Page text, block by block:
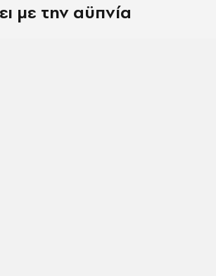
με την αϋπνία